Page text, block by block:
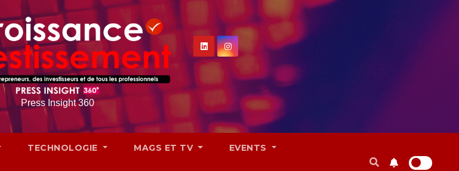
Press Insight 360
TECHNOLOGIE MAGS ET TV EVENTS